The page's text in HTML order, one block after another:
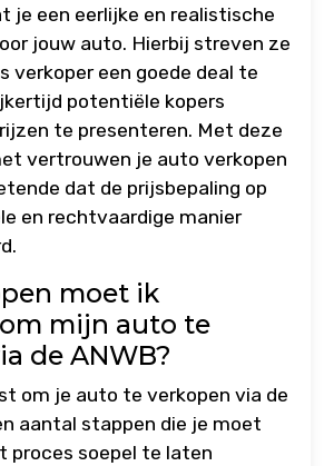
je een eerlijke en realistische
jouw auto. Hierbij streven ze
verkoper een goede deal te
potentiële kopers
te presenteren. Met deze
vertrouwen je auto verkopen
dat de prijsbepaling op
en rechtvaardige manier
moet ik
mijn auto te
de ANWB?
om je auto te verkopen via de
aantal stappen die je moet
proces soepel te laten